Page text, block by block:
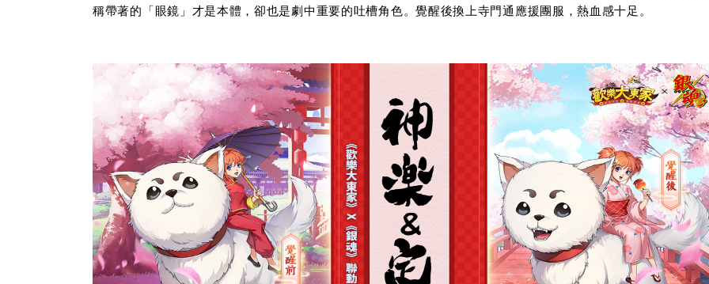
稱帶著的「眼鏡」才是本體，卻也是劇中重要的吐槽角色。覺醒後換上寺門通應援團服，熱血感十足。